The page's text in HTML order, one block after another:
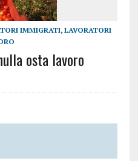
IMMIGRATI, LAVORATORI
osta lavoro